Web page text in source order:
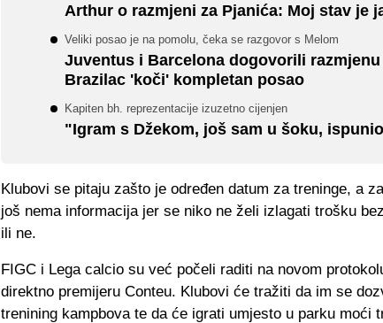
Arthur o razmjeni za Pjanića: Moj stav je
Veliki posao je na pomolu, čeka se razgovor s Melom
Juventus i Barcelona dogovorili
Brazilac 'koči' kompletan posao
Kapiten bh. reprezentacije izuzetno cijenjen
"Igram s Džekom, još sam u šoku,
Klubovi se pitaju zašto je određen datum za treninge, a
još nema informacija jer se niko ne želi izlagati trošku
ili ne.
FIGC i Lega calcio su već počeli raditi na novom
direktno premijeru Conteu. Klubovi će tražiti da im se
trenining kampbova te da će igrati umjesto u parku moći